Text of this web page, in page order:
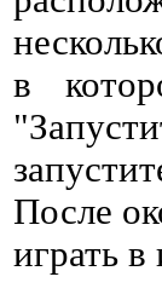
в
После
играть в